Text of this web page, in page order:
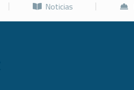
Noticias